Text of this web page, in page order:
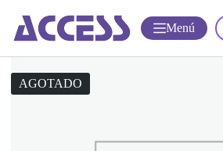
Menú
AGOTADO